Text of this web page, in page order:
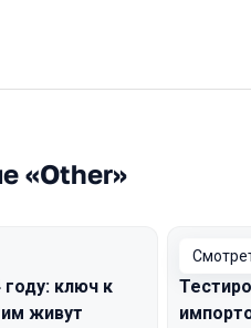
«Other»
ключ к
живут